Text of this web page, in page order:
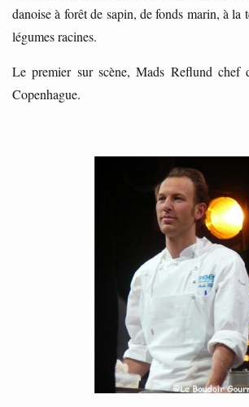
danoise à forêt de sapin, de fonds marin, à la
légumes racines.
Le premier sur scène, Mads Reflund chef
Copenhague.